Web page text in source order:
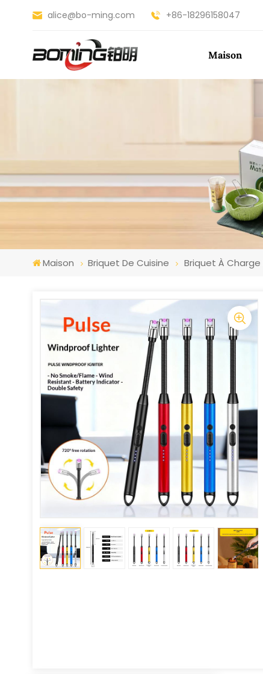
alice@bo-ming.com +86-18296158047
Maison
Maison Briquet De Cuisine Briquet À